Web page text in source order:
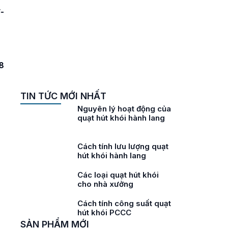
TIN TỨC MỚI NHẤT
Nguyên lý hoạt động của
quạt hút khói hành lang
Cách tính lưu lượng quạt
hút khói hành lang
Các loại quạt hút khói
cho nhà xưởng
Cách tính công suất quạt
hút khói PCCC
SẢN PHẨM MỚI